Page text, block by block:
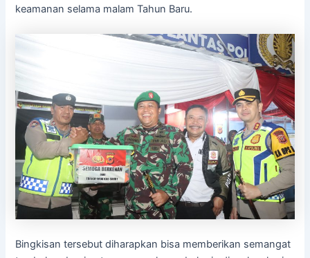
keamanan selama malam Tahun Baru.
Bingkisan tersebut diharapkan bisa memberikan semangat